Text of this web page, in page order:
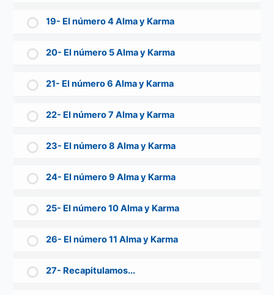
19- El número 4 Alma y Karma
20- El número 5 Alma y Karma
21- El número 6 Alma y Karma
22- El número 7 Alma y Karma
23- El número 8 Alma y Karma
24- El número 9 Alma y Karma
25- El número 10 Alma y Karma
26- El número 11 Alma y Karma
27- Recapitulamos...